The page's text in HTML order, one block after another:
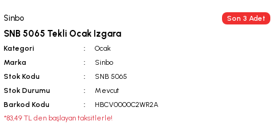
Sinbo Son 3 Adet
SNB 5065 Tekli Ocak Izgara
Kategori
Ocak
Marka
Sinbo
Stok Kodu
SNB 5065
Stok Durumu
Mevcut
Barkod Kodu
HBCV0000C2WR2A
*83,49 TL den başlayan taksitlerle!